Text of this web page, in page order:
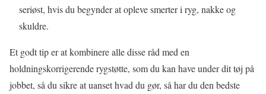
seriøst, hvis du begynder at opleve smerter i ryg, nakke og
skuldre.
Et godt tip er at kombinere alle disse råd med en
holdningskorrigerende rygstøtte, som du kan have under dit tøj på
jobbet, så du sikre at uanset hvad du gør, så har du den bedste